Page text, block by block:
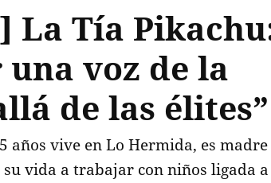
La Tía
una voz de la
de las élites”
años vive en Lo Hermida, es
su vida a trabajar con niños ligada